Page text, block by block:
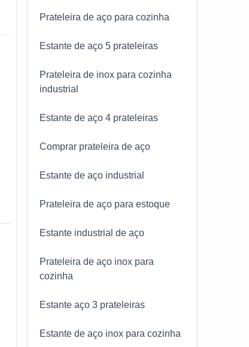
Prateleira de aço para cozinha
Estante de aço 5 prateleiras
Prateleira de inox para cozinha
industrial
Estante de aço 4 prateleiras
Comprar prateleira de aço
Estante de aço industrial
Prateleira de aço para estoque
Estante industrial de aço
Prateleira de aço inox para
cozinha
Estante aço 3 prateleiras
Estante de aço inox para cozinha